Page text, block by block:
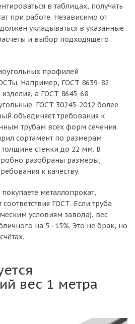
в таблицах, получать
при работе. Независимо от
укладываться в указанные
и выбор подходящего
профилей
Например, ГОСТ 8639-82
а ГОСТ 8645-68
ГОСТ 30245-2012 более
объединяет требования к
трубам всех форм сечения.
сортамент по размерам
стенки до 22 мм. В
разобраны размеры,
к качеству.
металлопрокат,
ГОСТ. Если труба
условиям завода), вес
на 5–15%. Это не брак, но
вес 1 метра